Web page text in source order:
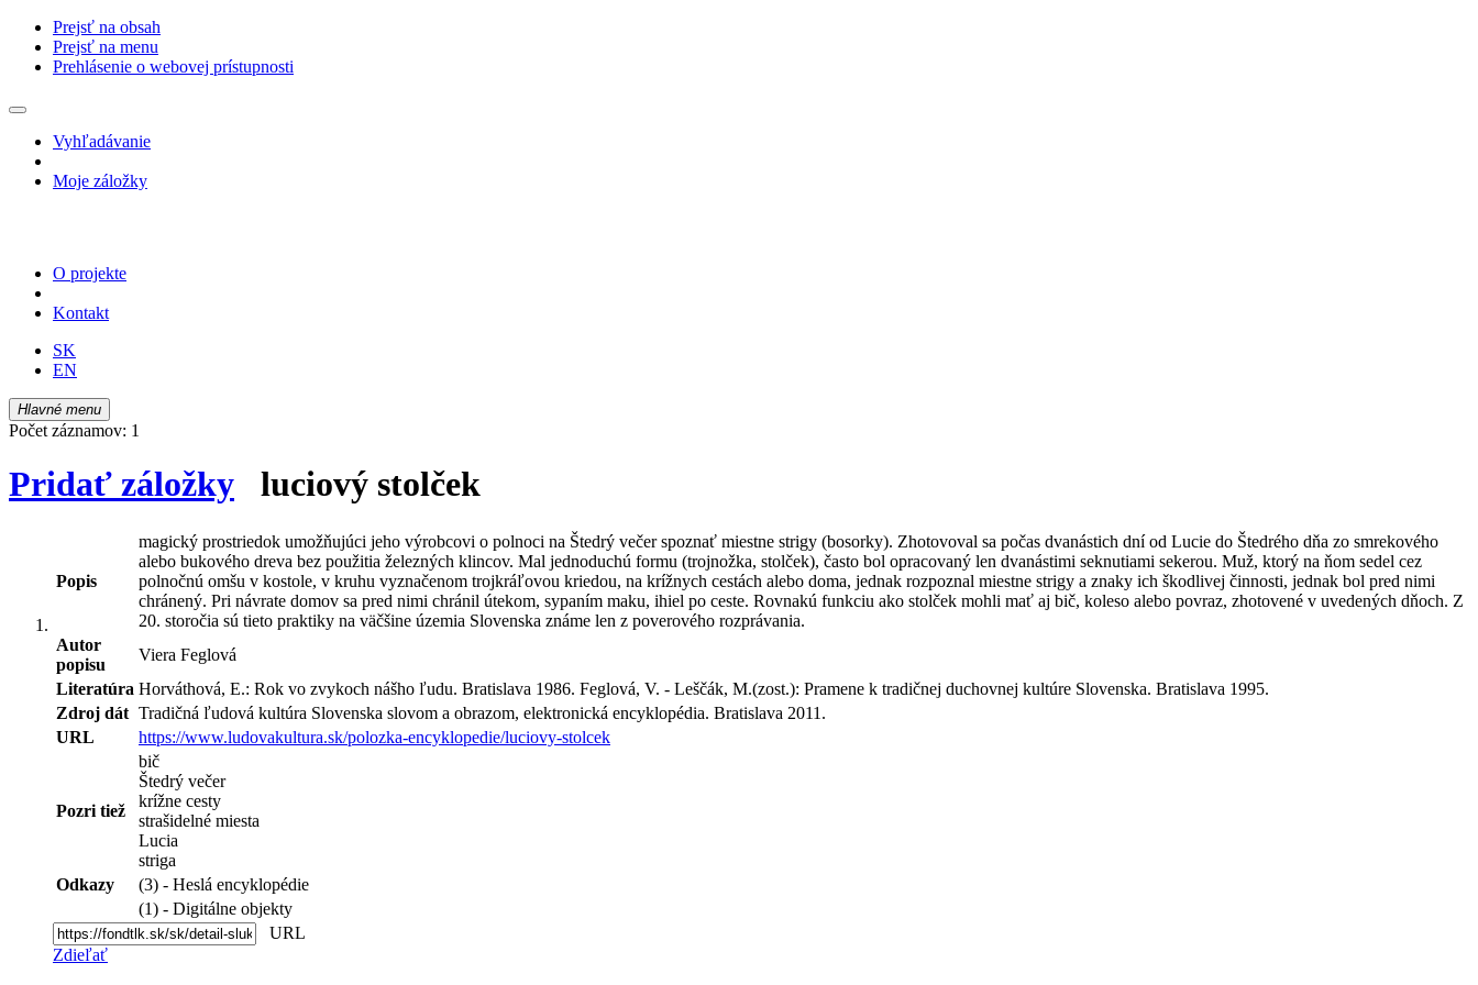
Prejsť na obsah
Prejsť na menu
Prehlásenie o webovej prístupnosti
Vyhľadávanie
Moje záložky
O projekte
Kontakt
SK
EN
Hlavné menu
Počet záznamov: 1
Pridať záložky luciový stolček
Popis
magický prostriedok umožňujúci jeho výrobcovi o polnoci na Štedrý večer spoznať miestne strigy (bosorky). Zhotovoval sa počas dvanástich dní od Lucie do Štedrého dňa zo smrekového
alebo bukového dreva bez použitia železných klincov. Mal jednoduchú formu (trojnožka, stolček), často bol opracovaný len dvanástimi seknutiami sekerou. Muž, ktorý na ňom sedel cez
polnočnú omšu v kostole, v kruhu vyznačenom trojkráľovou kriedou, na krížnych cestách alebo doma, jednak rozpoznal miestne strigy a znaky ich škodlivej činnosti, jednak bol pred nimi
chránený. Pri návrate domov sa pred nimi chránil útekom, sypaním maku, ihiel po ceste. Rovnakú funkciu ako stolček mohli mať aj bič, koleso alebo povraz, zhotovené v uvedených dňoch. Z
20. storočia sú tieto praktiky na väčšine územia Slovenska známe len z poverového rozprávania.
Autor
popisu
Viera Feglová
Literatúra Horváthová, E.: Rok vo zvykoch nášho ľudu. Bratislava 1986. Feglová, V. - Leščák, M.(zost.): Pramene k tradičnej duchovnej kultúre Slovenska. Bratislava 1995.
Zdroj dát Tradičná ľudová kultúra Slovenska slovom a obrazom, elektronická encyklopédia. Bratislava 2011.
URL
https://www.ludovakultura.sk/polozka-encyklopedie/luciovy-stolcek
Pozri tiež
bič
Štedrý večer
krížne cesty
strašidelné miesta
Lucia
striga
Odkazy
(3) - Heslá encyklopédie
(1) - Digitálne objekty
URL
Zdieľať